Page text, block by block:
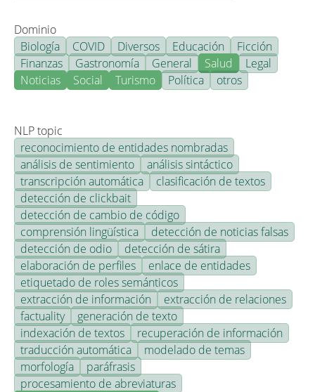
Dominio
Biología
COVID Diversos Educación
Ficción
Finanzas
Gastronomía General Salud
Legal
Noticias
Social Turismo Política otros
NLP topic
reconocimiento de entidades nombradas
análisis de sentimiento
análisis sintáctico
transcripción automática
clasificación de textos
detección de clickbait
detección de cambio de código
comprensión lingüística
detección de noticias falsas
detección de odio
detección de sátira
elaboración de perfiles
enlace de entidades
etiquetado de roles semánticos
extracción de información
extracción de relaciones
factuality
generación de texto
indexación de textos
recuperación de información
traducción automática
modelado de temas
morfología
paráfrasis
procesamiento de abreviaturas